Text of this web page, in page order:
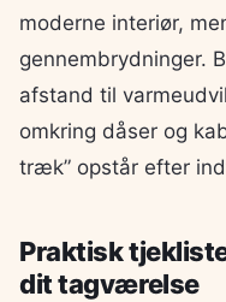
moderne interiør,
gennembrydninger.
afstand til
omkring dåser og
træk” opstår efter
Praktisk
dit tagværelse